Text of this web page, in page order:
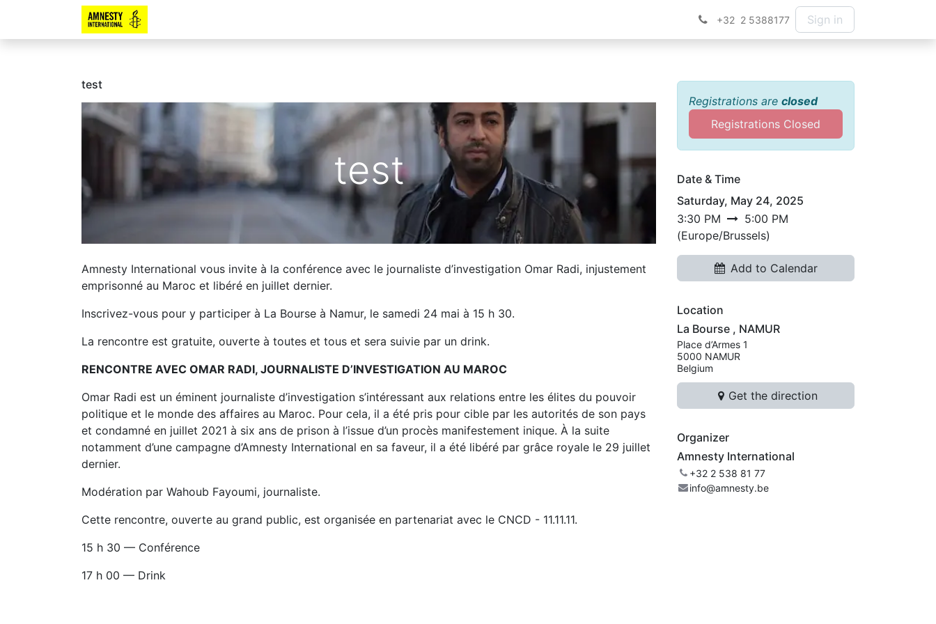
+32 2 5388177 Sign in
test
test
Amnesty International vous invite à la conférence avec le journaliste d’investigation Omar Radi, injustement
emprisonné au Maroc et libéré en juillet dernier.
Inscrivez-vous pour y participer à La Bourse à Namur, le samedi 24 mai à 15 h 30.
La rencontre est gratuite, ouverte à toutes et tous et sera suivie par un drink.
RENCONTRE AVEC OMAR RADI, JOURNALISTE D’INVESTIGATION AU MAROC
Omar Radi est un éminent journaliste d’investigation s’intéressant aux relations entre les élites du pouvoir
politique et le monde des affaires au Maroc. Pour cela, il a été pris pour cible par les autorités de son pays
et condamné en juillet 2021 à six ans de prison à l’issue d’un procès manifestement inique. À la suite
notamment d’une campagne d’Amnesty International en sa faveur, il a été libéré par grâce royale le 29 juillet
dernier.
Modération par Wahoub Fayoumi, journaliste.
Cette rencontre, ouverte au grand public, est organisée en partenariat avec le CNCD - 11.11.11.
15 h 30 — Conférence
17 h 00 — Drink
Registrations are closed
Registrations Closed
Date & Time
Saturday, May 24, 2025
3:30 PM
5:00 PM
(Europe/Brussels)
Add to Calendar
Location
La Bourse , NAMUR
Place d’Armes 1
5000 NAMUR
Belgium
Get the direction
Organizer
Amnesty International
+32 2 538 81 77
info@amnesty.be